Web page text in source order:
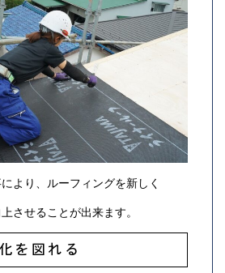
より、ルーフィングを新しく
させることが出来ます。
を図れる